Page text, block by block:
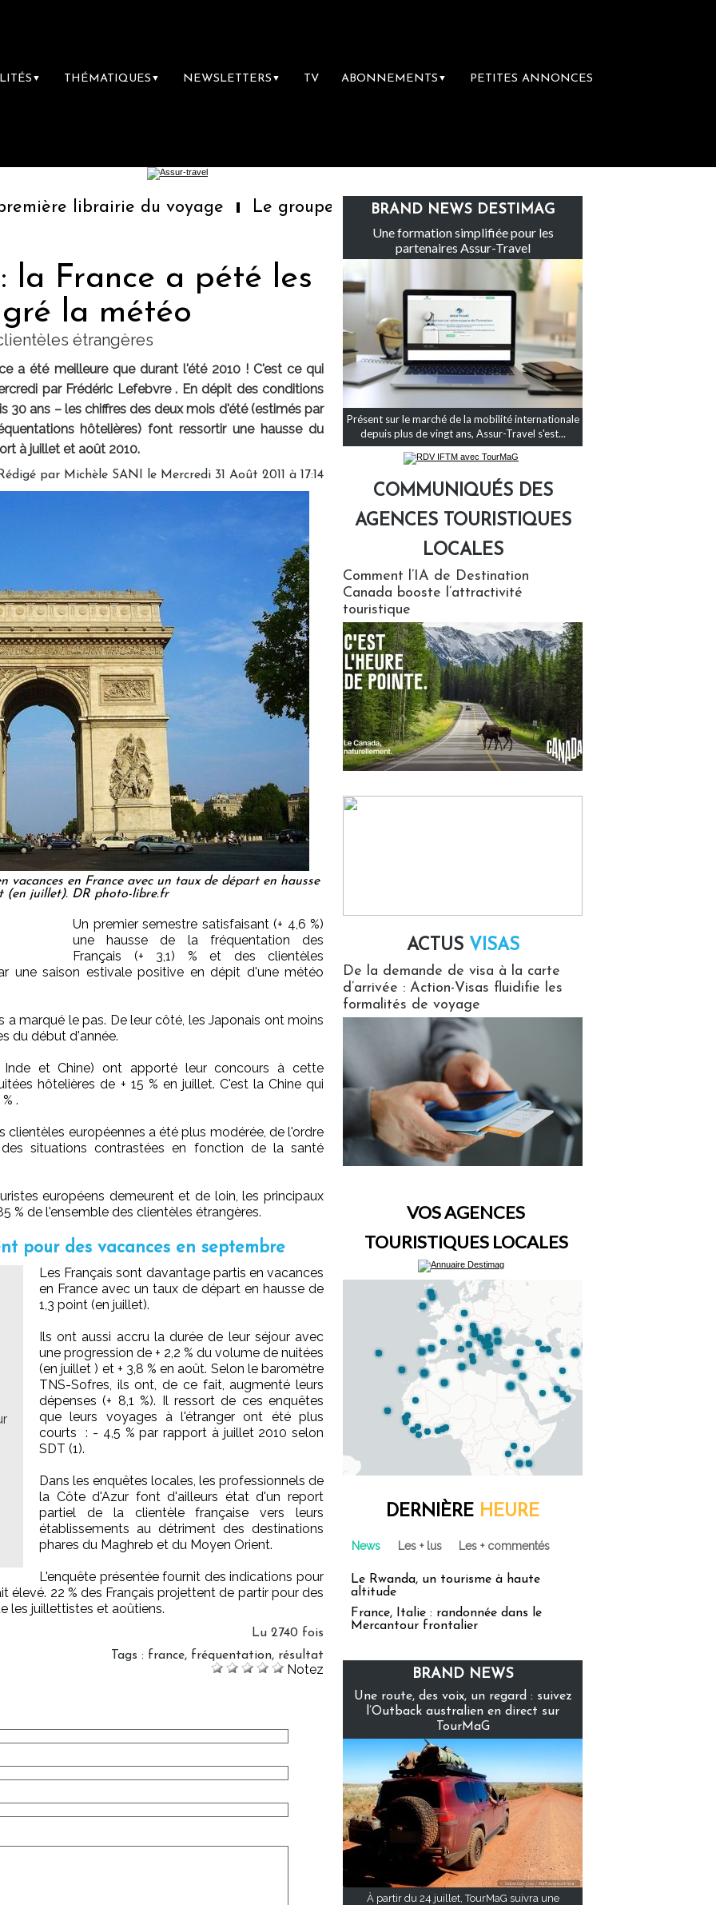
▼ THÉMATIQUES ▼ NEWSLETTERS ▼ TV ABONNEMENTS ▼ PETITES ANNONCES
librairie du voyage Le groupe Sainte-Claire rachète Eden Tour
la France a pété les
la météo
étrangères
a été meilleure que durant l'été 2010 ! C'est ce qui
par Frédéric Lefebvre . En dépit des conditions
30 ans – les chiffres des deux mois d'été (estimés par
hôtelières) font ressortir une hausse du
à juillet et août 2010.
par Michèle SANI le Mercredi 31 Août 2011 à 17:14
vacances en France avec un taux de départ en hausse
(en juillet). DR photo-libre.fr
Un premier semestre satisfaisant (+ 4,6 %)
une hausse de la fréquentation des
Français (+ 3,1) % et des clientèles
une saison estivale positive en dépit d'une météo
a marqué le pas. De leur côté, les Japonais ont moins
du début d'année.
Inde et Chine) ont apporté leur concours à cette
hôtelières de + 15 % en juillet. C'est la Chine qui
.
européennes a été plus modérée, de l'ordre
situations contrastées en fonction de la santé
européens demeurent et de loin, les principaux
% de l'ensemble des clientèles étrangères.
pour des vacances en septembre
Les Français sont davantage partis en vacances
en France avec un taux de départ en hausse de
1,3 point (en juillet).
Ils ont aussi accru la durée de leur séjour avec
une progression de + 2,2 % du volume de nuitées
(en juillet ) et + 3,8 % en août. Selon le baromètre
TNS-Sofres, ils ont, de ce fait, augmenté leurs
dépenses (+ 8,1 %). Il ressort de ces enquêtes
que leurs voyages à l'étranger ont été plus
courts : - 4,5 % par rapport à juillet 2010 selon
SDT (1).
Dans les enquêtes locales, les professionnels de
la Côte d'Azur font d'ailleurs état d'un report
partiel de la clientèle française vers leurs
établissements au détriment des destinations
phares du Maghreb et du Moyen Orient.
L'enquête présentée fournit des indications pour
élevé. 22 % des Français projettent de partir pour des
les juillettistes et aoûtiens.
Lu 2740 fois
Tags : france, fréquentation, résultat
Notez
BRAND NEWS DESTIMAG
Une formation simplifiée pour les
partenaires Assur-Travel
Présent sur le marché de la mobilité internationale
depuis plus de vingt ans, Assur-Travel s'est...
COMMUNIQUÉS DES
AGENCES TOURISTIQUES
LOCALES
Comment l’IA de Destination
Canada booste l’attractivité
touristique
ACTUS VISAS
De la demande de visa à la carte
d’arrivée : Action-Visas fluidifie les
formalités de voyage
VOS AGENCES
TOURISTIQUES LOCALES
DERNIÈRE HEURE
News Les + lus Les + commentés
Le Rwanda, un tourisme à haute
altitude
France, Italie : randonnée dans le
Mercantour frontalier
BRAND NEWS
Une route, des voix, un regard : suivez
l’Outback australien en direct sur
TourMaG
À partir du 24 juillet, TourMaG suivra une